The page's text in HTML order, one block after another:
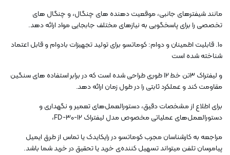
مانند شیفترهای جانبی، موقعیت دهنده های چنگال، و چنگال های
تخصصی را برای پاسخگویی به نیازهای مختلف جابجایی مواد ارائه دهد.
10. قابلیت اطمینان و دوام: کوماتسو برای تولید تجهیزات بادوام و قابل اعتماد
شناخته شده است
و لیفتراک ۳تن خط ۱۲ طوری طراحی شده است که در برابر استفاده های سنگین
مقاومت کند و عملکرد ثابتی را در طول زمان ارائه دهد.
برای اطلاع از مشخصات دقیق، دستورالعمل‌های تعمیر و نگهداری و
دستورالعمل‌های عملیاتی مخصوص مدل لیفتراک FD-30-12،
مراجعه به کارشناسان مجرب کوماتسو در رایکایدک یا تماس از طرق ایمیل
پیامرسان تلفن میتواند تسهیل کننده‌ی خرید یا تحقیق در خرید شما باشد.